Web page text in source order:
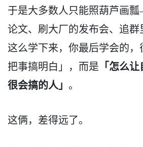
于是大多数人只能照葫芦画
论文、刷大厂的发布会、追
这么学下来，你最后学会的
把事搞明白」，而是 「怎么
很会搞的人」 。
这俩，差得远了。